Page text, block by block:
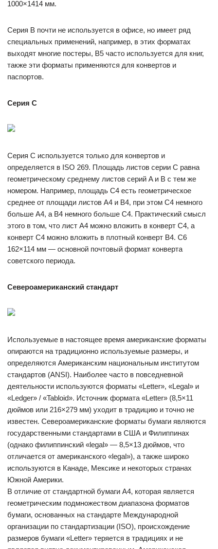
1000×1414 мм.
Серия B почти не используется в офисе, но имеет ряд
специальных применений, например, в этих форматах
выходят многие постеры, B5 часто используется для книг,
также эти форматы применяются для конвертов и
паспортов.
Серия C
Серия C используется только для конвертов и
определяется в ISO 269. Площадь листов серии C равна
геометрическому среднему листов серий A и B с тем же
номером. Например, площадь C4 есть геометрическое
среднее от площади листов A4 и B4, при этом С4 немного
больше A4, а B4 немного больше С4. Практический смысл
этого в том, что лист A4 можно вложить в конверт C4, а
конверт C4 можно вложить в плотный конверт B4. C6
162×114 мм — основной почтовый формат конверта
советского периода.
Североамериканский стандарт
Используемые в настоящее время американские форматы
опираются на традиционно используемые размеры, и
определяются Американским национальным институтом
стандартов (ANSI). Наиболее часто в повседневной
деятельности используются форматы «Letter», «Legal» и
«Ledger» / «Tabloid». Источник формата «Letter» (8,5×11
дюймов или 216×279 мм) уходит в традицию и точно не
известен. Североамериканские форматы бумаги являются
государственными стандартами в США и Филиппинах
(однако филиппинский «legal» — 8,5×13 дюймов, что
отличается от американского «legal»), а также широко
используются в Канаде, Мексике и некоторых странах
Южной Америки.
В отличие от стандартной бумаги A4, которая является
геометрическим подмножеством диапазона форматов
бумаги, основанных на стандарте Международной
организации по стандартизации (ISO), происхождение
размеров бумаги «Letter» теряется в традициях и не